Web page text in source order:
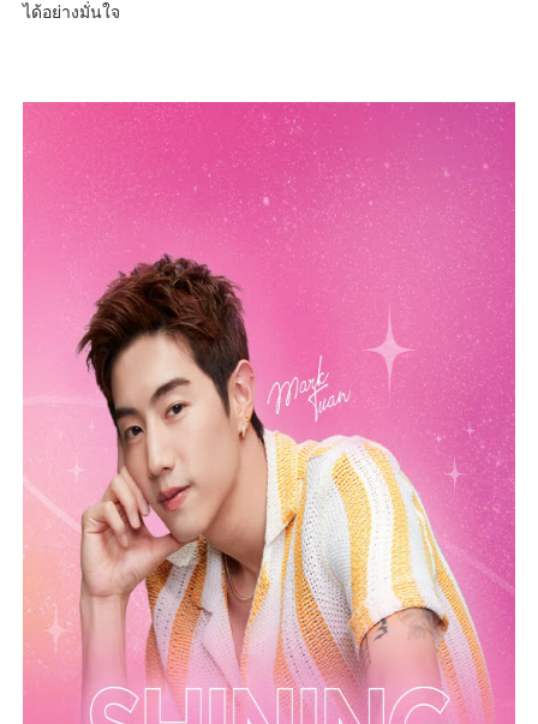
ได้อย่างมั่นใจ